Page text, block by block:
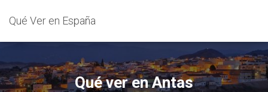
Qué Ver en España
Qué ver en Antas